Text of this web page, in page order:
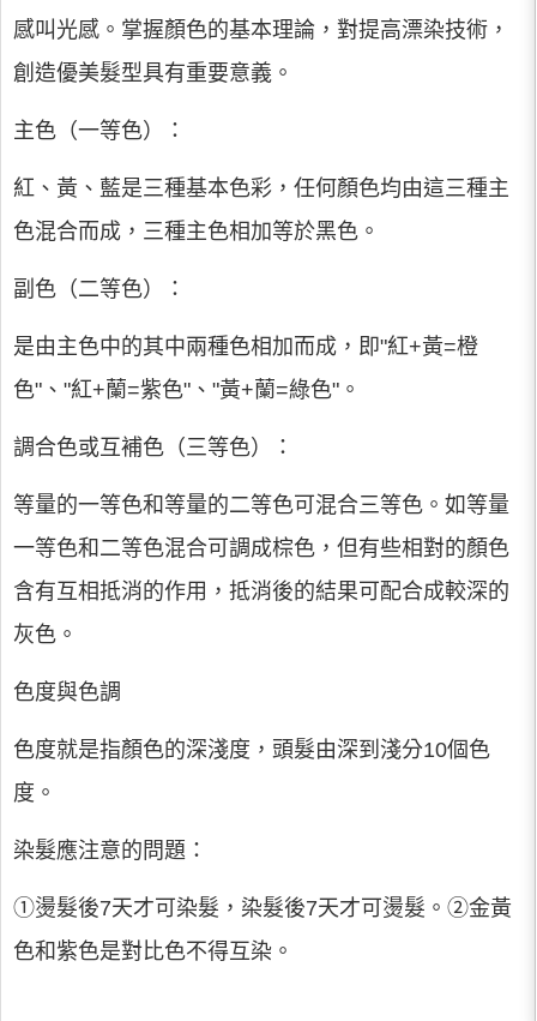
感叫光感。掌握顏色的基本理論，對提高漂染技術，
創造優美髮型具有重要意義。
主色（一等色）：
紅、黃、藍是三種基本色彩，任何顏色均由這三種主
色混合而成，三種主色相加等於黑色。
副色（二等色）：
是由主色中的其中兩種色相加而成，即"紅+黃=橙
色"、"紅+蘭=紫色"、"黃+蘭=綠色"。
調合色或互補色（三等色）：
等量的一等色和等量的二等色可混合三等色。如等量
一等色和二等色混合可調成棕色，但有些相對的顏色
含有互相抵消的作用，抵消後的結果可配合成較深的
灰色。
色度與色調
色度就是指顏色的深淺度，頭髮由深到淺分10個色
度。
染髮應注意的問題：
①燙髮後7天才可染髮，染髮後7天才可燙髮。②金黃
色和紫色是對比色不得互染。